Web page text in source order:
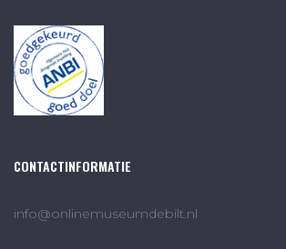
CONTACTINFORMATIE
info@onlinemuseumdebilt.nl